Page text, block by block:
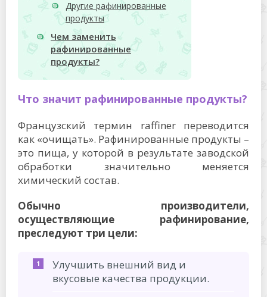
Другие рафинированные
продукты
Чем заменить
рафинированные
продукты?
Что значит рафинированные продукты?
Французский термин raffiner переводится
как «очищать». Рафинированные продукты –
это пища, у которой в результате заводской
обработки значительно меняется
химический состав.
Обычно производители,
осуществляющие рафинирование,
преследуют три цели:
Улучшить внешний вид и
вкусовые качества продукции.